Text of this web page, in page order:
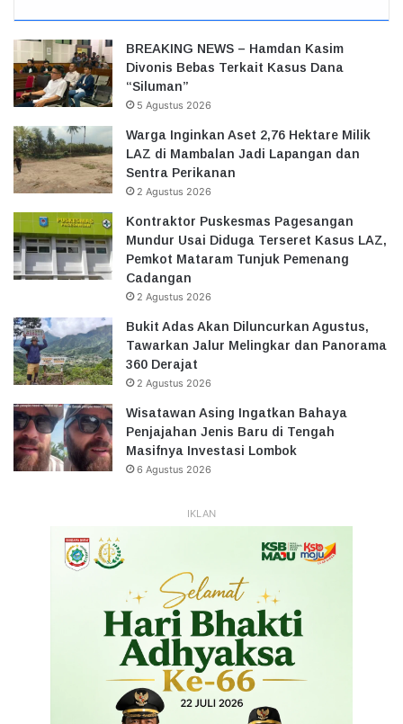
BREAKING NEWS – Hamdan Kasim
Divonis Bebas Terkait Kasus Dana
“Siluman”
5 Agustus 2026
Warga Inginkan Aset 2,76 Hektare Milik
LAZ di Mambalan Jadi Lapangan dan
Sentra Perikanan
2 Agustus 2026
Kontraktor Puskesmas Pagesangan
Mundur Usai Diduga Terseret Kasus LAZ,
Pemkot Mataram Tunjuk Pemenang
Cadangan
2 Agustus 2026
Bukit Adas Akan Diluncurkan Agustus,
Tawarkan Jalur Melingkar dan Panorama
360 Derajat
2 Agustus 2026
Wisatawan Asing Ingatkan Bahaya
Penjajahan Jenis Baru di Tengah
Masifnya Investasi Lombok
6 Agustus 2026
IKLAN